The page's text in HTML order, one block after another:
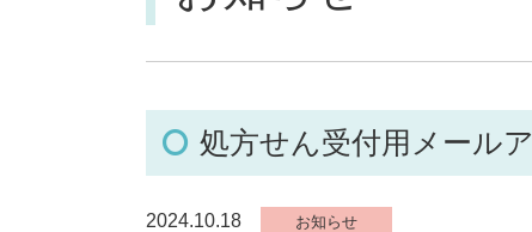
処方せん受付用メール
2024.10.18 お知らせ